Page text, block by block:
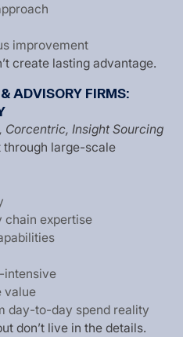
pproach
s improvement
’t create lasting advantage.
&ADVISORY FIRMS:
Corcentric, Insight Sourcing
through large-scale
chain expertise
pabilities
-intensive
value
day-to-day spend reality
ut don’t live in the details.